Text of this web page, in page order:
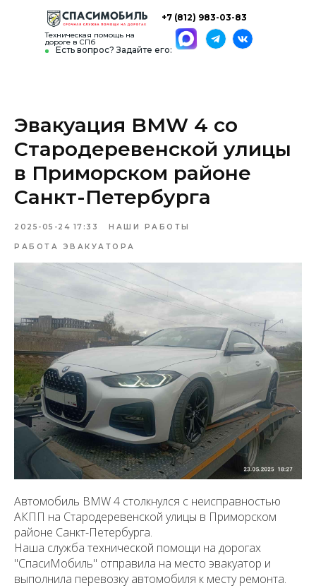
Есть вопрос? Задайте его:
+7 (812) 983-03-83
Техническая помощь на
дороге в СПб
Эвакуация BMW 4 со
Стародеревенской улицы
в Приморском районе
Санкт-Петербурга
2025-05-24 17:33 НАШИ РАБОТЫ
РАБОТА ЭВАКУАТОРА
Автомобиль BMW 4 столкнулся с неисправностью
АКПП на Стародеревенской улицы в Приморском
районе Санкт-Петербурга.
Наша служба технической помощи на дорогах
"СпасиМобиль" отправила на место эвакуатор и
выполнила перевозку автомобиля к месту ремонта.